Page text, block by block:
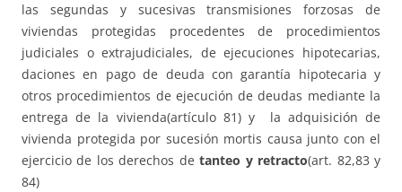
las segundas y sucesivas transmisiones forzosas de
viviendas protegidas procedentes de procedimientos
judiciales o extrajudiciales, de ejecuciones hipotecarias,
daciones en pago de deuda con garantía hipotecaria y
otros procedimientos de ejecución de deudas mediante la
entrega de la vivienda(artículo 81) y la adquisición de
vivienda protegida por sucesión mortis causa junto con el
ejercicio de los derechos detanteo y retracto(art. 82,83 y
84)